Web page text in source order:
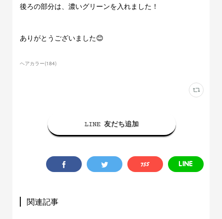
後ろの部分は、濃いグリーンを入れました！
ありがとうございました😊
ヘアカラー(184)
LINE 友だち追加
関連記事